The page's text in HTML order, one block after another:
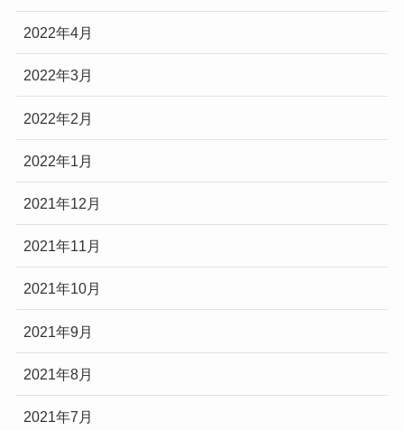
2022年4月
2022年3月
2022年2月
2022年1月
2021年12月
2021年11月
2021年10月
2021年9月
2021年8月
2021年7月